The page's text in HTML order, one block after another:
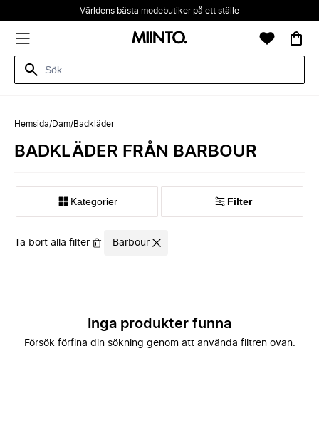
Världens bästa modebutiker på ett ställe
Hemsida/Dam/Badkläder
BADKLÄDER FRÅN BARBOUR
Kategorier Filter
Ta bort alla filter Barbour
Inga produkter funna
Försök förfina din sökning genom att använda filtren ovan.